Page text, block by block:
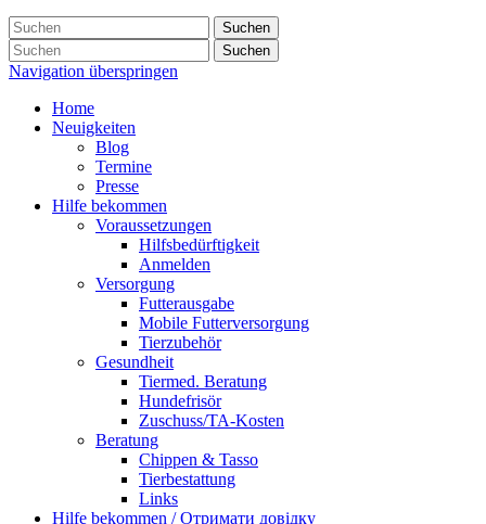
Suchen
Suchen
Navigation überspringen
Home
Neuigkeiten
Blog
Termine
Presse
Hilfe bekommen
Voraussetzungen
Hilfsbedürftigkeit
Anmelden
Versorgung
Futterausgabe
Mobile Futterversorgung
Tierzubehör
Gesundheit
Tiermed. Beratung
Hundefrisör
Zuschuss/TA-Kosten
Beratung
Chippen & Tasso
Tierbestattung
Links
Hilfe bekommen / Отримати довідку